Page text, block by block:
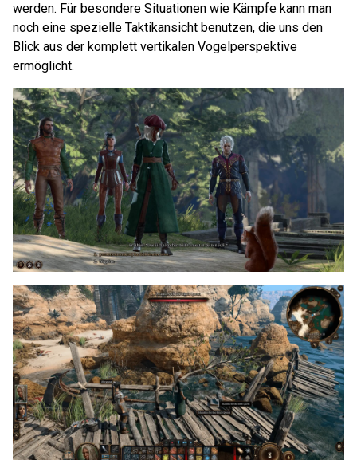
werden. Für besondere Situationen wie Kämpfe kann man
noch eine spezielle Taktikansicht benutzen, die uns den
Blick aus der komplett vertikalen Vogelperspektive
ermöglicht.